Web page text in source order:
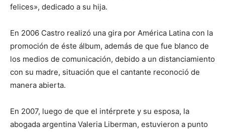
felices», dedicado a su hija.
En 2006 Castro realizó una gira por América Latina con la
promoción de éste álbum, además de que fue blanco de
los medios de comunicación, debido a un distanciamiento
con su madre, situación que el cantante reconoció de
manera abierta.
En 2007, luego de que el intérprete y su esposa, la
abogada argentina Valeria Liberman, estuvieron a punto